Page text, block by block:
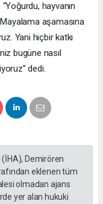
hayvanın
aşamasına
Yani hiçbir katkı
bugüne nasıl
dedi.
(İHA), Demirören
eklenen tüm
olmadan ajans
yer alan hukuki